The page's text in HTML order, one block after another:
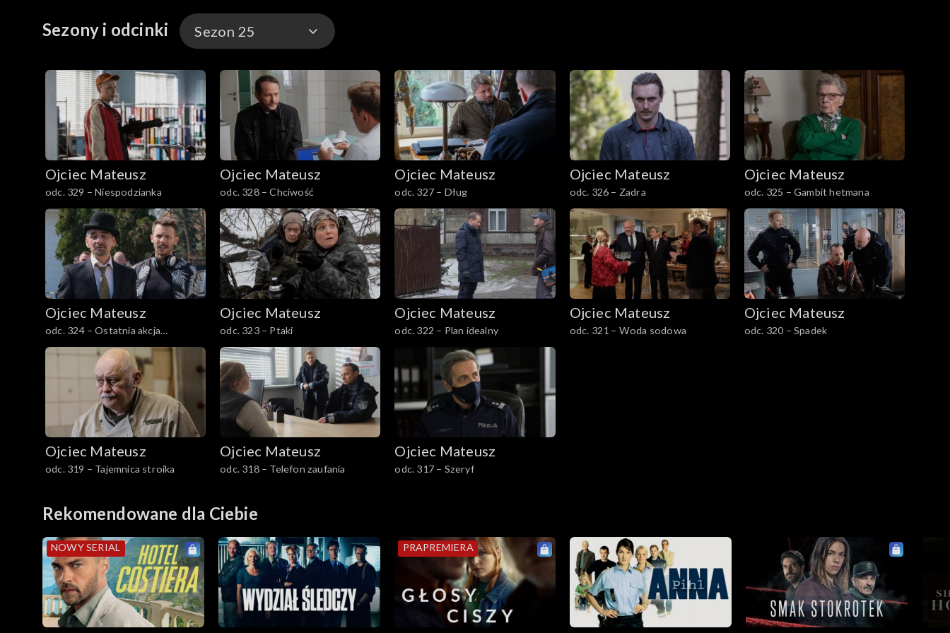
Sezony i odcinki Sezon 25
Sezon 35
Sezon 34
Sezon 33
Sezon 32
Sezon 31
Sezon 30
Sezon 29
Sezon 28
Sezon 27
Sezon 26
Sezon 25
Sezon 24
Sezon 22
Sezon 21
Sezon 20
Ojciec Mateusz
odc. 329 – Niespodzianka
Ojciec Mateusz
odc. 328 – Chciwość
Ojciec Mateusz
odc. 327 – Dług
Ojciec Mateusz
odc. 326 – Zadra
Ojciec Mateusz
odc. 325 – Gambit hetmana
Ojciec Mateusz
odc. 324 – Ostatnia akcja
Szpicbródki
Ojciec Mateusz
odc. 323 – Ptaki
Ojciec Mateusz
odc. 322 – Plan idealny
Ojciec Mateusz
odc. 321 – Woda sodowa
Ojciec Mateusz
odc. 320 – Spadek
Ojciec Mateusz
odc. 319 – Tajemnica stroika
Ojciec Mateusz
odc. 318 – Telefon zaufania
Ojciec Mateusz
odc. 317 – Szeryf
Rekomendowane dla Ciebie
NOWY SERIAL PRAPREMIERA